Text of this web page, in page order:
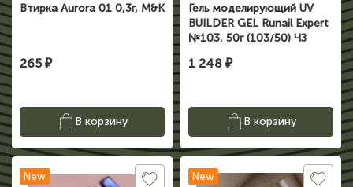
Втирка Aurora 01 0,3г, M&K
265 ₽
В корзину
Гель моделирующий UV
BUILDER GEL Runail Expert
№103, 50г (103/50) ЧЗ
1 248 ₽
В корзину
New New